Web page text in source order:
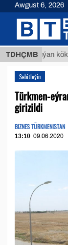
TDHÇMB
Buýan köküniň
Sebitleýin
Türkmen-
girizildi
BIZNES TÜRKMENISTAN
13:10 09.06.2020
Awgust 6, 2026